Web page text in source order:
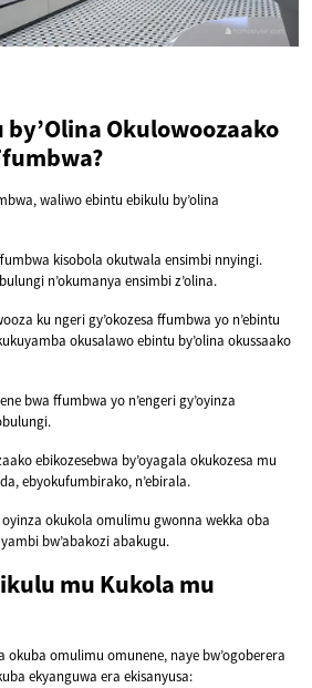
Okulowoozaako
waliwo ebintu ebikulu by’olina
kisobola okutwala ensimbi nnyingi.
n’okumanya ensimbi z’olina.
ku ngeri gy’okozesa ffumbwa yo n’ebintu
okusalawo ebintu by’olina okussaako
bwa ffumbwa yo n’engeri gy’oyinza
ebikozesebwa by’oyagala okukozesa mu
ebyokufumbirako, n’ebirala.
okukola omulimu gwonna wekka oba
bw’abakozi abakugu.
mu Kukola mu
omulimu omunene, naye bw’ogoberera
ekyanguwa era ekisanyusa: